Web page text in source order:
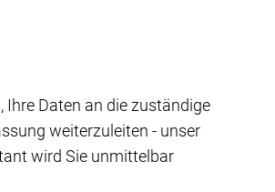
Ihre Daten an die zuständige
weiterzuleiten - unser
wird Sie unmittelbar